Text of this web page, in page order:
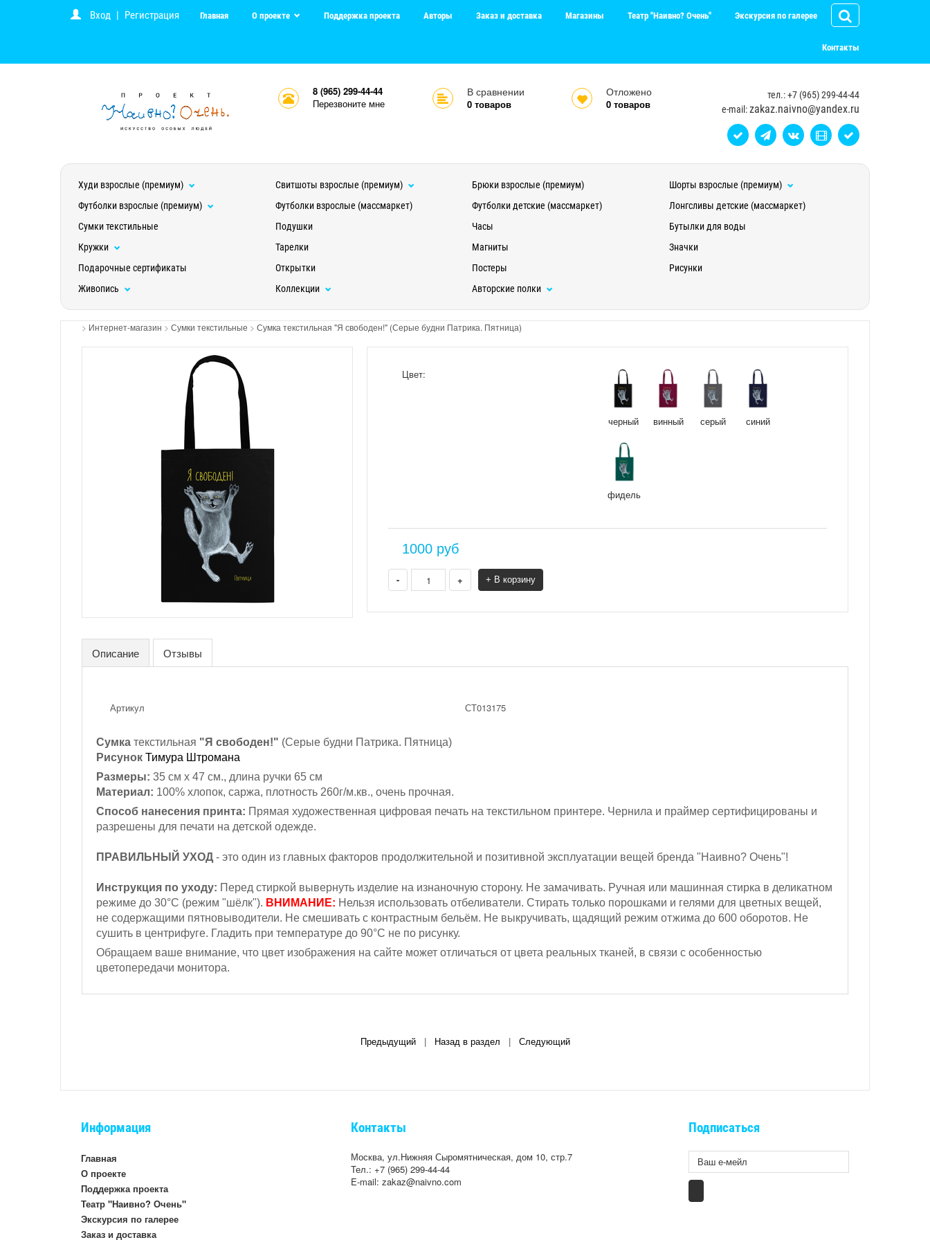
Вход | Регистрация Главная О проекте Поддержка проекта Авторы Заказ и доставка Магазины Театр "Наивно? Очень" Экскурсия по галерее
Контакты
8 (965) 299-44-44
Перезвоните мне
В сравнении
0товаров
Отложено
0 товаров
тел.: +7 (965) 299-44-44
e-mail:zakaz.naivno@yandex.ru
Худи взрослые (премиум) Свитшоты взрослые (премиум) Брюки взрослые (премиум)
Шорты взрослые (премиум)
Футболки взрослые (премиум)
Футболки взрослые (массмаркет) Футболки детские (массмаркет)
Лонгсливы детские (массмаркет)
Сумки текстильные
Подушки Часы
Бутылки для воды
Кружки
Тарелки Магниты
Значки
Подарочные сертификаты
Открытки Постеры
Рисунки
Живопись
Коллекции Авторские полки
> Интернет-магазин > Сумки текстильные > Сумка текстильная "Я свободен!" (Серые будни Патрика. Пятница)
Цвет:
черный винный серый синий
фидель
1000 руб
- + + В корзину
Описание Отзывы
Артикул СТ013175
Сумка текстильная "Я свободен!" (Серые будни Патрика. Пятница)
Рисунок Тимура Штромана
Размеры: 35 см х 47 см., длина ручки 65 см
Материал: 100% хлопок, саржа, плотность 260г/м.кв., очень прочная.
Способ нанесения принта: Прямая художественная цифровая печать на текстильном принтере. Чернила и праймер сертифицированы и
разрешены для печати на детской одежде.
ПРАВИЛЬНЫЙ УХОД - это один из главных факторов продолжительной и позитивной эксплуатации вещей бренда "Наивно? Очень"!
Инструкция по уходу: Перед стиркой вывернуть изделие на изнаночную сторону. Не замачивать. Ручная или машинная стирка в деликатном
режиме до 30°С (режим "шёлк"). ВНИМАНИЕ: Нельзя использовать отбеливатели. Стирать только порошками и гелями для цветных вещей,
не содержащими пятновыводители. Не смешивать с контрастным бельём. Не выкручивать, щадящий режим отжима до 600 оборотов. Не
сушить в центрифуге. Гладить при температуре до 90°С не по рисунку.
Обращаем ваше внимание, что цвет изображения на сайте может отличаться от цвета реальных тканей, в связи с особенностью
цветопередачи монитора.
Предыдущий| Назад в раздел Следующий
Информация
Главная
О проекте
Поддержка проекта
Театр "Наивно? Очень"
Экскурсия по галерее
Заказ и доставка
Контакты
Москва, ул.Нижняя Сыромятническая, дом 10, стр.7
Тел.: +7 (965) 299-44-44
E-mail: zakaz@naivno.com
Подписаться